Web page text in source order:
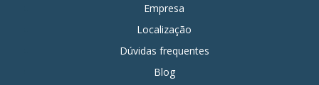
Empresa
Localização
Dúvidas frequentes
Blog